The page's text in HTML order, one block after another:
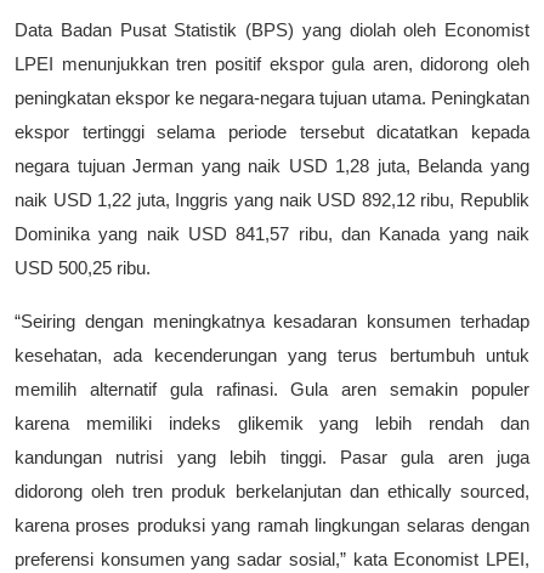
Data Badan Pusat Statistik (BPS) yang diolah oleh Economist
LPEI menunjukkan tren positif ekspor gula aren, didorong oleh
peningkatan ekspor ke negara-negara tujuan utama. Peningkatan
ekspor tertinggi selama periode tersebut dicatatkan kepada
negara tujuan Jerman yang naik USD 1,28 juta, Belanda yang
naik USD 1,22 juta, Inggris yang naik USD 892,12 ribu, Republik
Dominika yang naik USD 841,57 ribu, dan Kanada yang naik
USD 500,25 ribu.
“Seiring dengan meningkatnya kesadaran konsumen terhadap
kesehatan, ada kecenderungan yang terus bertumbuh untuk
memilih alternatif gula rafinasi. Gula aren semakin populer
karena memiliki indeks glikemik yang lebih rendah dan
kandungan nutrisi yang lebih tinggi. Pasar gula aren juga
didorong oleh tren produk berkelanjutan dan ethically sourced,
karena proses produksi yang ramah lingkungan selaras dengan
preferensi konsumen yang sadar sosial,” kata Economist LPEI,